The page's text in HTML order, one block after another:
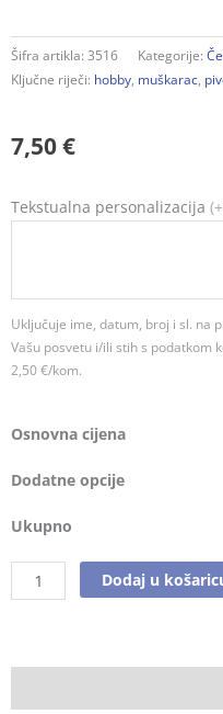
Šifra artikla: 3516 Kategorije:
Ključne riječi: hobby, muškarac,
7,50€
Tekstualna personalizacija
Uključuje ime, datum, broj i sl. na
Vašu posvetu i/ili stih s podatkom
2,50 €/kom.
Osnovna cijena
Dodatne opcije
Ukupno
Čestitka
Dodaj u